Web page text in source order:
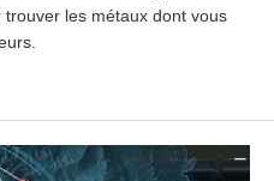
les métaux dont vous